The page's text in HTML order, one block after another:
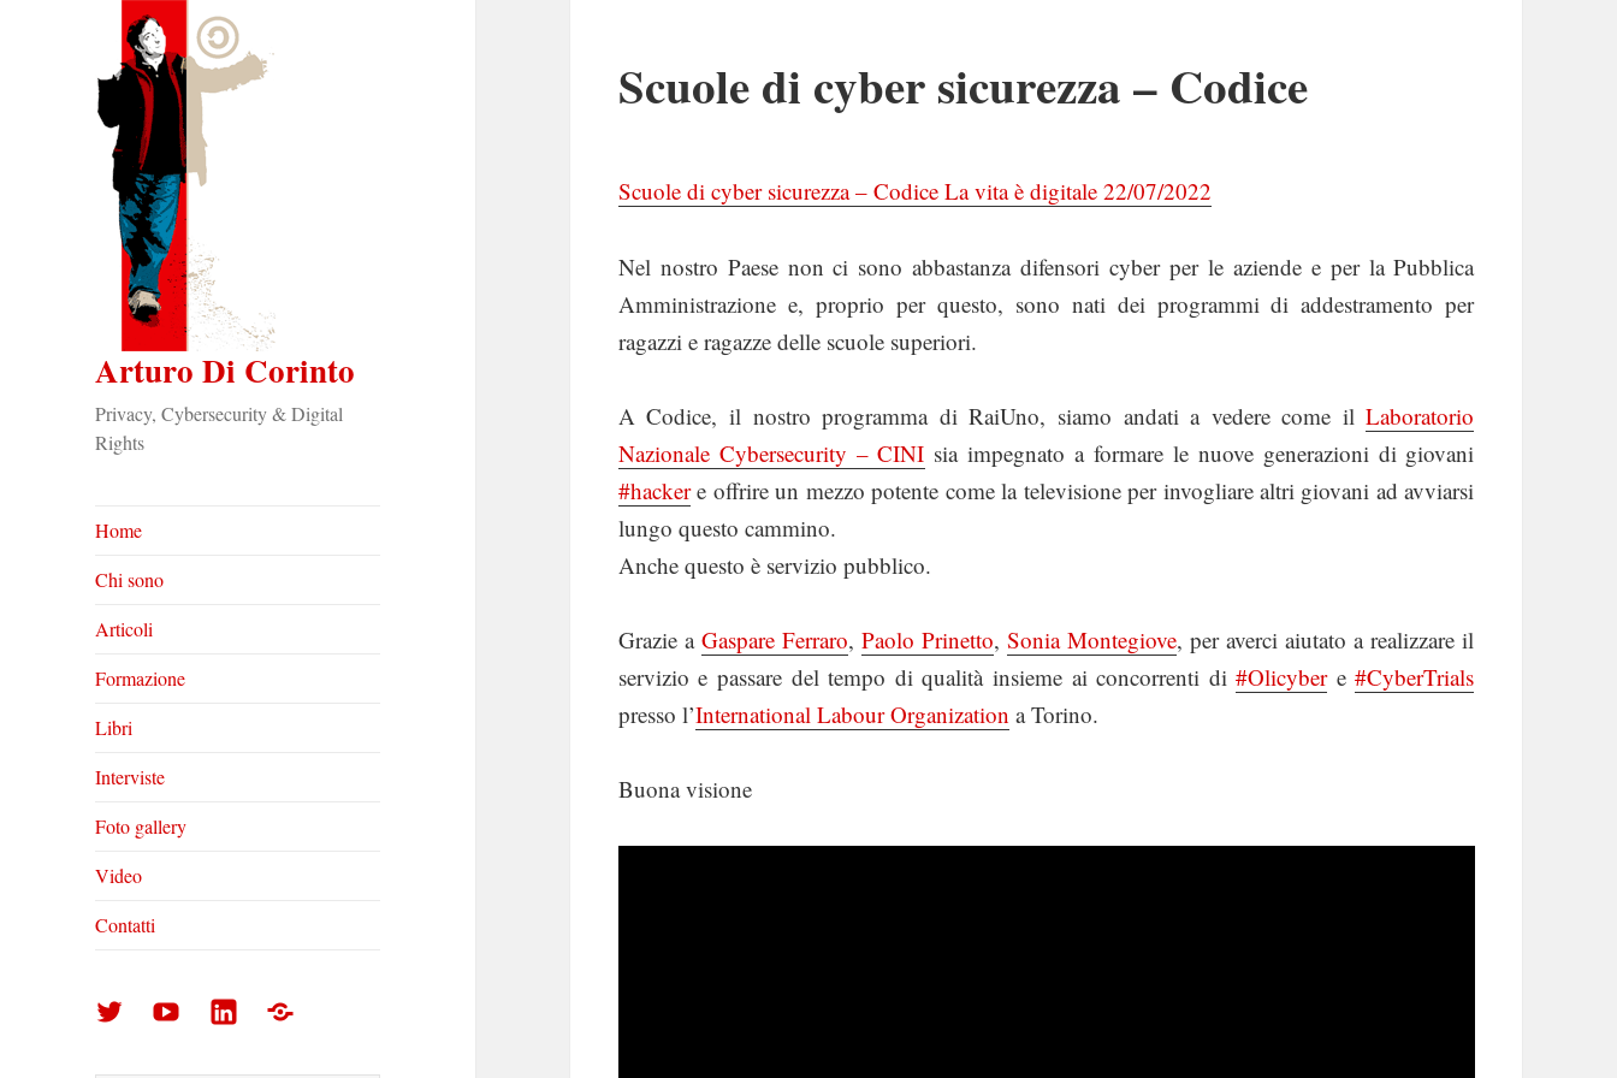
Arturo Di Corinto
Privacy, Cybersecurity & Digital
Rights
Home
Chi sono
Articoli
Formazione
Libri
Interviste
Foto gallery
Video
Contatti
ArturoArturoArturoFoto
Scuole di cyber sicurezza – Codice
Scuole di cyber sicurezza – Codice La vita è digitale 22/07/2022
Nel nostro Paese non ci sono abbastanza difensori cyber per le aziende e per la Pubblica
Amministrazione e, proprio per questo, sono nati dei programmi di addestramento per
ragazzi e ragazze delle scuole superiori.
A Codice, il nostro programma di RaiUno, siamo andati a vedere come ilLaboratorio
Nazionale Cybersecurity – CINI sia impegnato a formare le nuove generazioni di giovani
#hackere offrire un mezzo potente come la televisione per invogliare altri giovani ad avviarsi
lungo questo cammino.
Anche questo è servizio pubblico.
Grazie a Gaspare Ferraro,Paolo Prinetto,Sonia Montegiove, per averci aiutato a realizzare il
servizio e passare del tempo di qualità insieme ai concorrenti di#Olicybere#CyberTrials
presso l’International Labour Organization a Torino.
Buona visione